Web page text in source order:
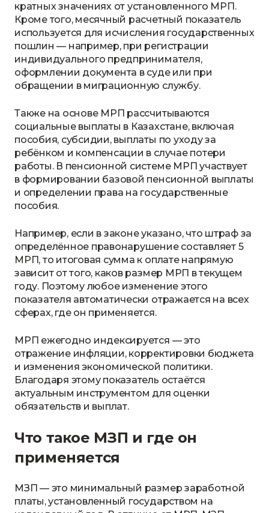
кратных значениях от установленного МРП.
Кроме того, месячный расчетный показатель
используется для исчисления государственных
пошлин — например, при регистрации
индивидуального предпринимателя,
оформлении документа в суде или при
обращении в миграционную службу.
Также на основе МРП рассчитываются
социальные выплаты в Казахстане, включая
пособия, субсидии, выплаты по уходу за
ребёнком и компенсации в случае потери
работы. В пенсионной системе МРП участвует
в формировании базовой пенсионной выплаты
и определении права на государственные
пособия.
Например, если в законе указано, что штраф за
определённое правонарушение составляет 5
МРП, то итоговая сумма к оплате напрямую
зависит от того, каков размер МРП в текущем
году. Поэтому любое изменение этого
показателя автоматически отражается на всех
сферах, где он применяется.
МРП ежегодно индексируется — это
отражение инфляции, корректировки бюджета
и изменения экономической политики.
Благодаря этому показатель остаётся
актуальным инструментом для оценки
обязательств и выплат.
Что такое МЗП и где он
применяется
МЗП — это минимальный размер заработной
платы, установленный государством на